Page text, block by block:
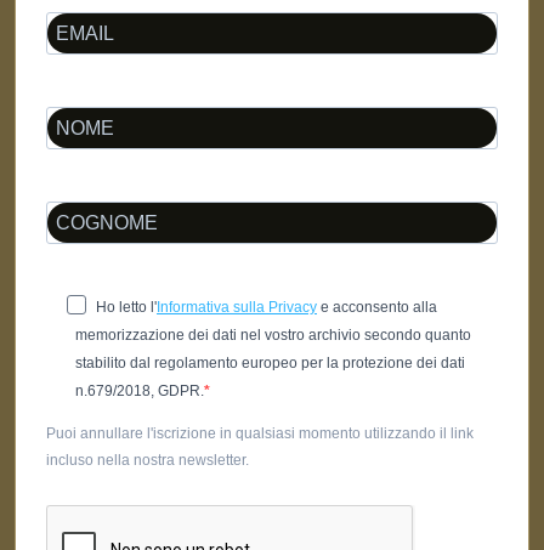
Ho letto l' Informativa sulla Privacy e acconsento alla
memorizzazione dei dati nel vostro archivio secondo quanto
stabilito dal regolamento europeo per la protezione dei dati
n.679/2018, GDPR.
Puoi annullare l'iscrizione in qualsiasi momento utilizzando il link
incluso nella nostra newsletter.